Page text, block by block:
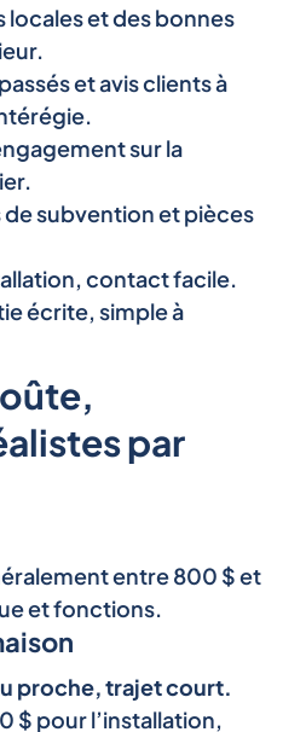
locales et des bonnes
et avis clients à
sur la
subvention et pièces
contact facile.
écrite, simple à
par
entre 800 $ et
et fonctions.
proche, trajet court.
$ pour l’installation,